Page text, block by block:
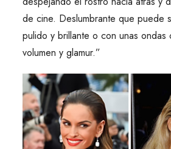
de cine. Deslumbrante que puede
pulido y brillante o con unas ondas
volumen y glamur.”